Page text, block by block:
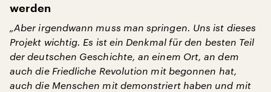
werden
„Aber irgendwann muss man springen. Uns ist dieses
Projekt wichtig. Es ist ein Denkmal für den besten Teil
der deutschen Geschichte, an einem Ort, an dem
auch die Friedliche Revolution mit begonnen hat,
auch die Menschen mit demonstriert haben und mit